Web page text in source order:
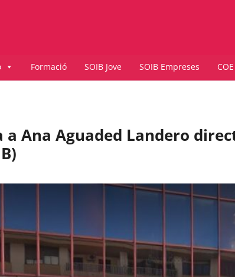
Formació SOIB Jove SOIB Empreses
a Ana Aguaded Landero